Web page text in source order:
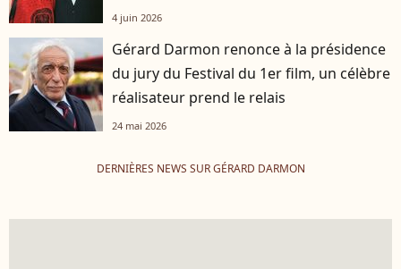
4 juin 2026
Gérard Darmon renonce à la présidence
du jury du Festival du 1er film, un célèbre
réalisateur prend le relais
24 mai 2026
DERNIÈRES NEWS SUR GÉRARD DARMON